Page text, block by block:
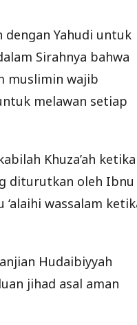
dengan Yahudi untuk
Sirahnya bahwa
muslimin wajib
melawan setiap
Khuza’ah ketika
diturutkan oleh Ibnu
wassalam
Hudaibiyyah
jihad asal aman